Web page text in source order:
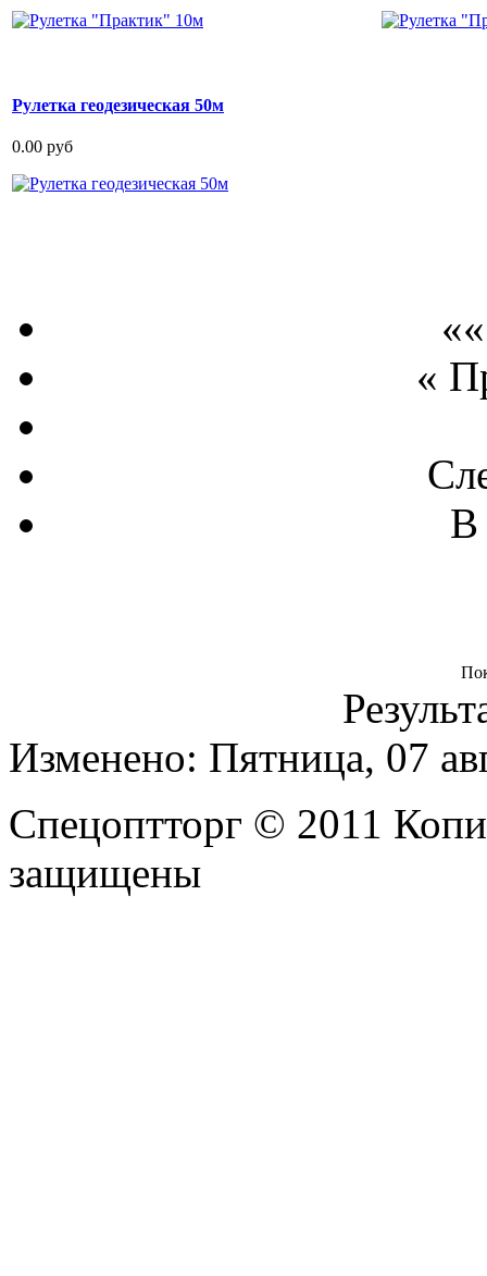
Рулетка геодезическая 50м
0.00 руб
«
В
Изменено: Пятница, 07
Спецоптторг © 2011
защищены